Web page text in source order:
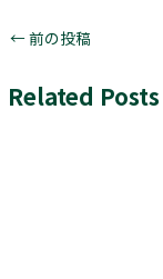
←前の投稿
Related Posts